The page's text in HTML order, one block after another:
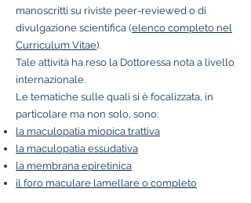
manoscritti su riviste peer-reviewed o di
divulgazione scientifica (elenco completo nel
Curriculum Vitae).
Tale attività ha reso la Dottoressa nota a livello
internazionale.
Le tematiche sulle quali si è focalizzata, in
particolare ma non solo, sono:
la maculopatia miopica trattiva
la maculopatia essudativa
la membrana epiretinica
il foro maculare lamellare o completo